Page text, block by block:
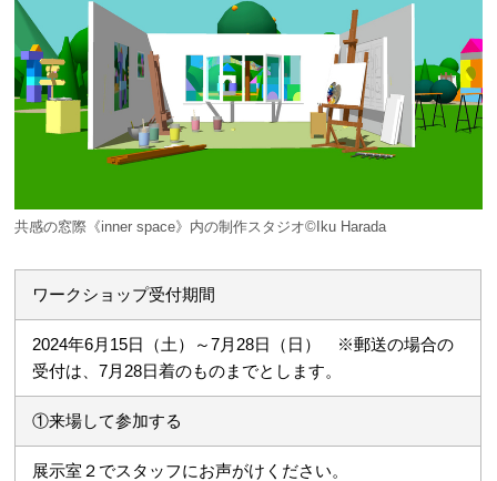
共感の窓際《inner space》内の制作スタジオ©Iku Harada
ワークショップ受付期間
2024年6月15日（土）～7月28日（日） ※郵送の場合の
受付は、7月28日着のものまでとします。
①来場して参加する
展示室２でスタッフにお声がけください。